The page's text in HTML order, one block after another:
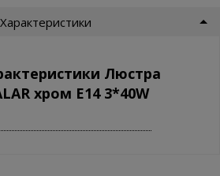
Характеристики
Люстра
хром E14 3*40W